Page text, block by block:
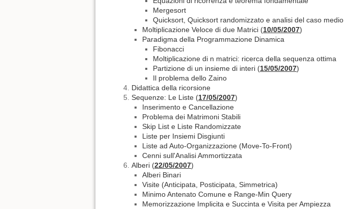
Mergesort
Quicksort, Quicksort randomizzato e analisi del caso medio
Moltiplicazione Veloce di due Matrici (10/05/2007)
Paradigma della Programmazione Dinamica
Fibonacci
Moltiplicazione di n matrici: ricerca della sequenza ottima
Partizione di un insieme di interi (15/05/2007)
Il problema dello Zaino
Didattica della ricorsione
Sequenze: Le Liste (17/05/2007)
Inserimento e Cancellazione
Problema dei Matrimoni Stabili
Skip List e Liste Randomizzate
Liste per Insiemi Disgiunti
Liste ad Auto-Organizzazione (Move-To-Front)
Cenni sull'Analisi Ammortizzata
Alberi (22/05/2007)
Alberi Binari
Visite (Anticipata, Posticipata, Simmetrica)
Minimo Antenato Comune e Range-Min Query
Memorizzazione Implicita e Succinta e Visita per Ampiezza